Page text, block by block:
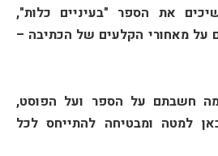
את הספר "בעיניים כלות",
על מאחורי הקלעים של הכתיבה –
חשבתם על הספר ועל הפוסט,
למטה ומבטיחה להתייחס לכל